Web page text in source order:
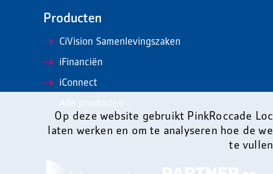
Op deze website gebruikt PinkRoccade
laten werken en om te analyseren hoe de
te
Producten
CiVision Samenlevingszaken
iFinanciën
iConnect
Alle producten